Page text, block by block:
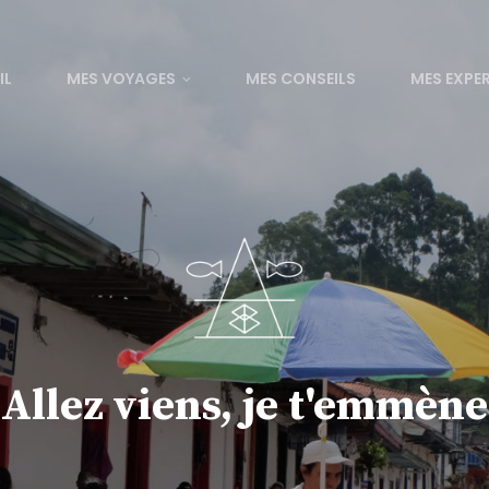
MES VOYAGES MES CONSEILS MES
Allez viens, je t'emmène